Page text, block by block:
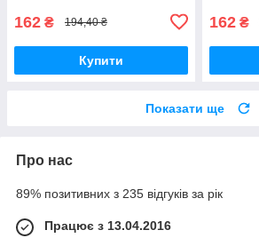
162 ₴ 194,40 ₴
Купити
162 ₴
Показати ще
Про нас
89% позитивних з 235 відгуків за рік
Працює з 13.04.2016